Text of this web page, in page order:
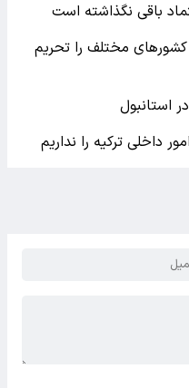
باقی نگذاشته است
در کشورهای مختلف را تحریم
استانبول
داخلی ترکیه را نداریم